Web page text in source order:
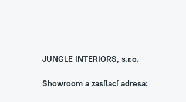
JUNGLE INTERIORS, s.r.o.
Showroom a zasílací adresa: